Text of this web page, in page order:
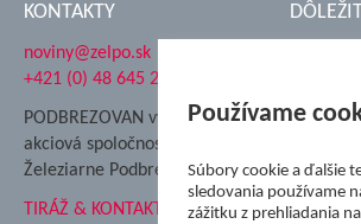
KONTAKTY
noviny@zelpo.sk
+421 (0) 48 645 2711
PODBREZOVAN vydáva
akciová spoločnosť
Železiarne Podbrezová
TIRÁŽ & KONTAKT
Nadácia
ŽP
ŠK
Používame
Súbory cookie a ďalšie
sledovania používame
zážitku z prehliadania